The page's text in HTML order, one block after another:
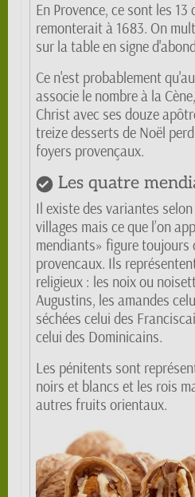
En Provence, ce sont les
remonterait à 1683. On
sur la table en signe
Ce n'est probablement
associe le nombre à la
Christ avec ses douze
treize desserts de Noël
foyers provençaux.
Les quatre
Il existe des variantes
villages mais ce que l’on
mendiants» figure toujours
provencaux. Ils
religieux : les noix ou
Augustins, les amandes
séchées celui des
celui des Dominicains.
Les pénitents sont
noirs et blancs et les rois
autres fruits orientaux.